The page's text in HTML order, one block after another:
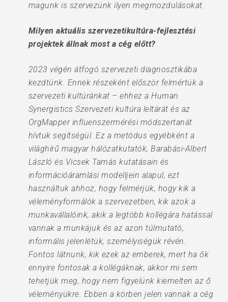
magunk is szervezünk ilyen megmozdulásokat.
Milyen aktuális szervezetikultúra-fejlesztési
projektek állnak most a cég előtt?
2023 végén átfogó szervezeti diagnosztikába
kezdtünk. Ennek részeként először felmértük a
szervezeti kultúránkat – ehhez a Human
Synergistics Szervezeti kultúra leltárát és az
OrgMapper influenszermérési módszertanát
hívtuk segítségül. Ez a metódus egyébként a
világhírű magyar hálózatkutatók, Barabási-Albert
László és Vicsek Tamás kutatásain és
információáramlási modelljein alapul, ezt
használtuk ahhoz, hogy felmérjük, hogy kik a
véleményformálók a szervezetben, kik azok a
munkavállalóink, akik a legtöbb kollégára hatással
vannak a munkájuk és az azon túlmutató,
informális jelenlétük, személyiségük révén.
Fontos látnunk, kik ezek az emberek, mert ha ők
ennyire fontosak a kollégáknak, akkor mi sem
tehetjük meg, hogy nem figyelünk kiemelten az ő
véleményükre. Ebben a körben jelen vannak a cég